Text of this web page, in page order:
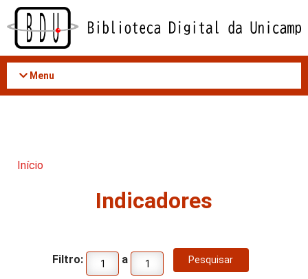
Acessar
conteúdo
Menu
Início
Indicadores
Filtro: a